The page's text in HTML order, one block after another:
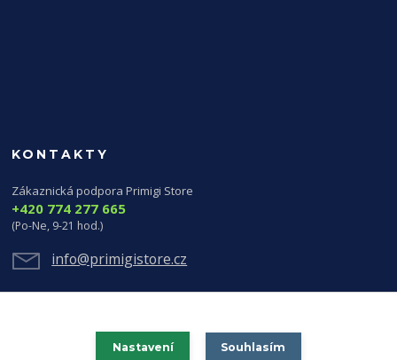
KONTAKTY
Zákaznická podpora Primigi Store
+420 774 277 665
(Po-Ne, 9-21 hod.)
info@primigistore.cz
Nastavení Souhlasím